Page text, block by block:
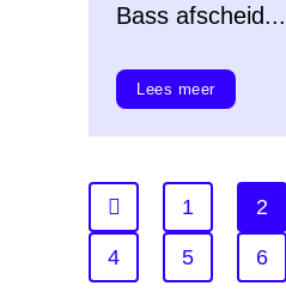
Bass afscheid...
Lees meer
1 2
4 5 6